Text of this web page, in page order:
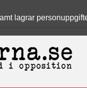
lagrar